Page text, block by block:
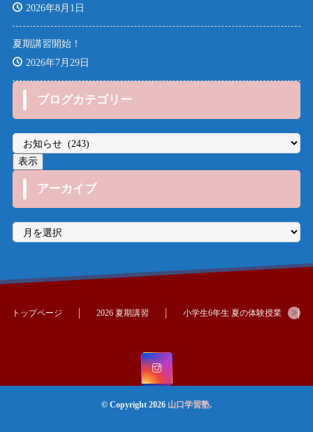
2026年8月1日
夏期講習開始！
2026年7月29日
ブログカテゴリー
アーカイブ
ア
カ
トップページ 2026 夏期講習 小学生6年生 夏の体験授業
© Copyright 2026 山口学習塾.